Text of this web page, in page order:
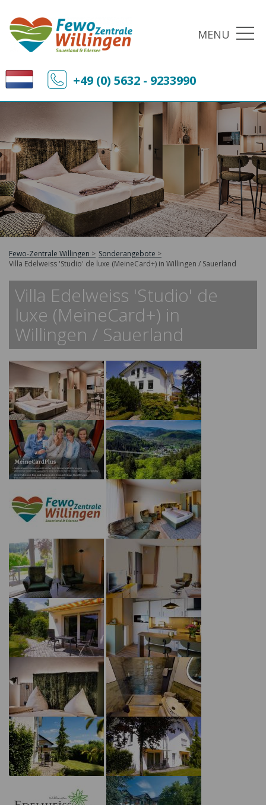
MENU
+49 (0) 5632 - 9233990
Fewo-Zentrale Willingen
Sonderangebote
Villa Edelweiss 'Studio' de luxe (MeineCard+) in Willingen / Sauerland
Villa Edelweiss 'Studio' de
luxe (MeineCard+) in
Willingen / Sauerland